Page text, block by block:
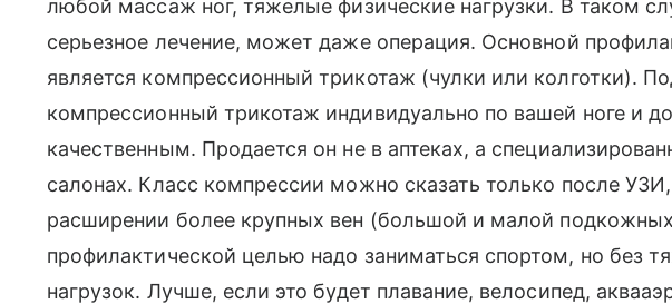
любой массаж ног, тяжелые физические нагрузки. В таком
серьезное лечение, может даже операция. Основной
является компрессионный трикотаж (чулки или колготки).
компрессионный трикотаж индивидуально по вашей ноге и
качественным. Продается он не в аптеках, а
салонах. Класс компрессии можно сказать только после
расширении более крупных вен (большой и малой
профилактической целью надо заниматься спортом, но без
нагрузок. Лучше, если это будет плавание, велосипед,